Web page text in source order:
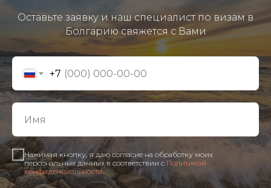
Оставьте заявку и наш специалист по визам в
Болгарию свяжется с Вами
+7
Нажимая кнопку, я даю согласие на обработку моих
персональных данных в соответствии с Политикой
конфиденциальности.